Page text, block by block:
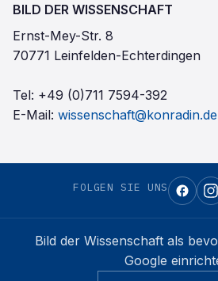
BILD DER WISSENSCHAFT
Ernst-Mey-Str. 8
70771 Leinfelden-Echterdingen
Tel: +49 (0)711 7594-392
E-Mail: wissenschaft@konradin.de
FOLGEN SIE UNS
Bild der Wissenschaft als
Google